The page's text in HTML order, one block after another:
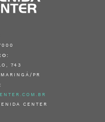
743
PR
CENTER